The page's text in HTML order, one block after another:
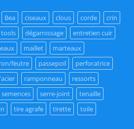
Bea ciseaux clous corde
crin
dégarnissage
entretien cuir
maillet
marteaux
feutre passepoil
perforatrice
ramponneau
ressorts
semences serre-joint
tenaille
tire agrafe tirette
toile